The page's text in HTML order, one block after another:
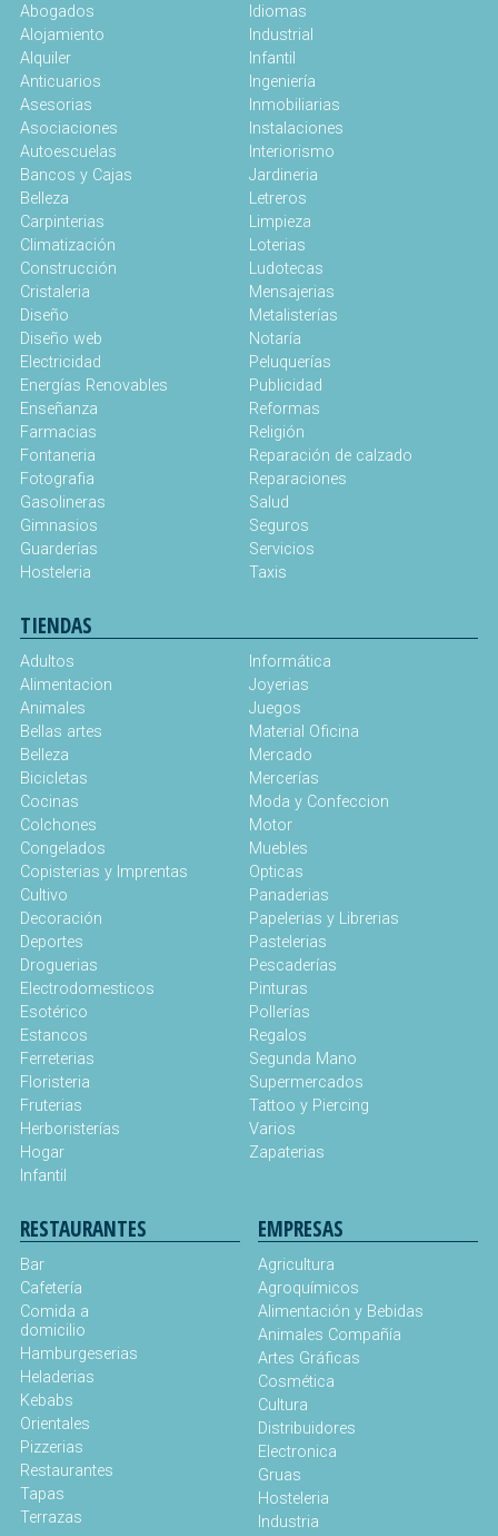
Abogados
Alojamiento
Alquiler
Anticuarios
Asesorias
Asociaciones
Autoescuelas
Bancos y Cajas
Belleza
Carpinterias
Climatización
Construcción
Cristaleria
Diseño
Diseño web
Electricidad
Energías Renovables
Enseñanza
Farmacias
Fontaneria
Fotografia
Gasolineras
Gimnasios
Guarderías
Hosteleria
Idiomas
Industrial
Infantil
Ingeniería
Inmobiliarias
Instalaciones
Interiorismo
Jardineria
Letreros
Limpieza
Loterias
Ludotecas
Mensajerias
Metalisterías
Notaría
Peluquerías
Publicidad
Reformas
Religión
Reparación de calzado
Reparaciones
Salud
Seguros
Servicios
Taxis
TIENDAS
Adultos
Alimentacion
Animales
Bellas artes
Belleza
Bicicletas
Cocinas
Colchones
Congelados
Copisterias y Imprentas
Cultivo
Decoración
Deportes
Droguerias
Electrodomesticos
Esotérico
Estancos
Ferreterias
Floristeria
Fruterias
Herboristerías
Hogar
Infantil
Informática
Joyerias
Juegos
Material Oficina
Mercado
Mercerías
Moda y Confeccion
Motor
Muebles
Opticas
Panaderias
Papelerias y Librerias
Pastelerias
Pescaderías
Pinturas
Pollerías
Regalos
Segunda Mano
Supermercados
Tattoo y Piercing
Varios
Zapaterias
RESTAURANTES
Bar
Cafetería
Comida a
domicilio
Hamburgeserias
Heladerias
Kebabs
Orientales
Pizzerias
Restaurantes
Tapas
Terrazas
EMPRESAS
Agricultura
Agroquímicos
Alimentación y Bebidas
Animales Compañía
Artes Gráficas
Cosmética
Cultura
Distribuidores
Electronica
Gruas
Hosteleria
Industria